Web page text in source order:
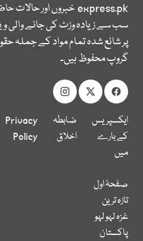
express.pkخبروں اور حالات
سب سے زیادہ وزٹ کی جانے
پر شائع شدہ تمام مواد کے جملہ
گروپ محفوظ ہیں۔
ایکسپریس
کے بارے
میں
ضابطہ
اخلاق
Privacy
Policy
صفحۂ اول
تازہ ترین
غزہ لہو لہو
پاکستان